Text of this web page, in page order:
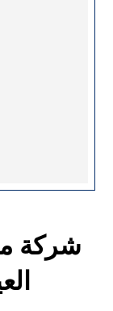
شركة